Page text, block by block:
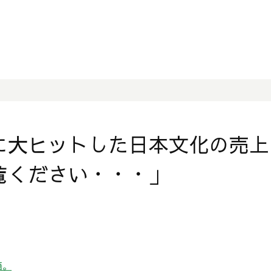
ヒットした日本文化の売上
ださい・・・」